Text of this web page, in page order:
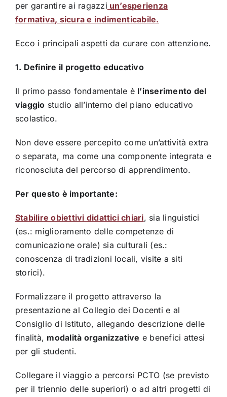
per garantire ai ragazzi un’esperienza
formativa, sicura e indimenticabile.
Ecco i principali aspetti da curare con attenzione.
1. Definire il progetto educativo
Il primo passo fondamentale è l’inserimento del
viaggio studio all’interno del piano educativo
scolastico.
Non deve essere percepito come un’attività extra
o separata, ma come una componente integrata e
riconosciuta del percorso di apprendimento.
Per questo è importante:
Stabilire obiettivi didattici chiari, sia linguistici
(es.: miglioramento delle competenze di
comunicazione orale) sia culturali (es.:
conoscenza di tradizioni locali, visite a siti
storici).
Formalizzare il progetto attraverso la
presentazione al Collegio dei Docenti e al
Consiglio di Istituto, allegando descrizione delle
finalità, modalità organizzative e benefici attesi
per gli studenti.
Collegare il viaggio a percorsi PCTO (se previsto
per il triennio delle superiori) o ad altri progetti di